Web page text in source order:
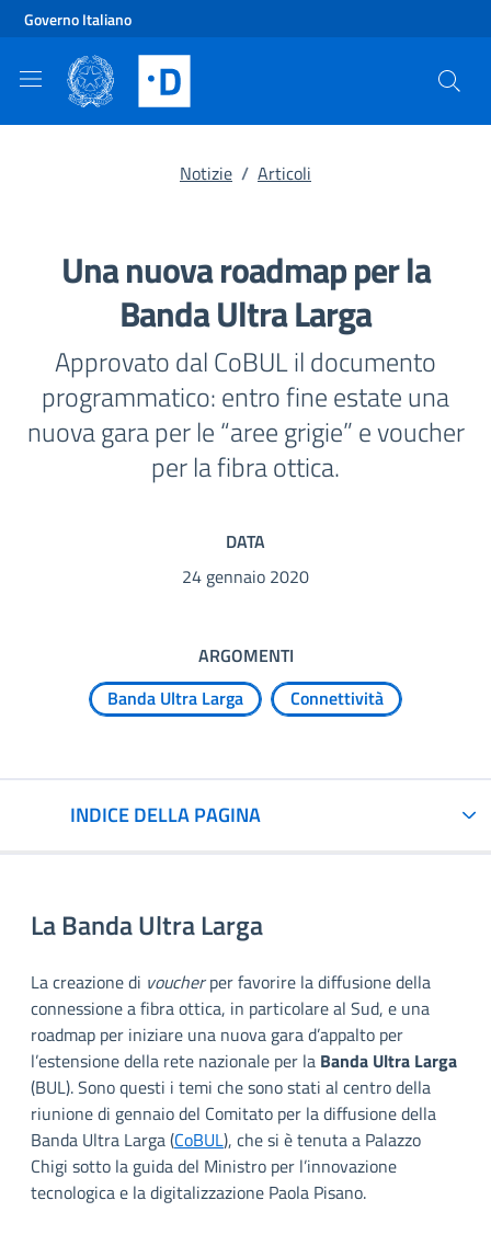
Vai al contenuto principale
Vai al footer
Governo Italiano
Notizie / Articoli
Una nuova roadmap per la
Banda Ultra Larga
Approvato dal CoBUL il documento
programmatico: entro fine estate una
nuova gara per le “aree grigie” e voucher
per la fibra ottica.
DATA
24 gennaio 2020
ARGOMENTI
Banda Ultra Larga
Connettività
INDICE DELLA PAGINA
La Banda Ultra Larga
La creazione di voucherper favorire la diffusione della
connessione a fibra ottica, in particolare al Sud, e una
roadmap per iniziare una nuova gara d’appalto per
l’estensione della rete nazionale per la Banda Ultra Larga
(BUL). Sono questi i temi che sono stati al centro della
riunione di gennaio del Comitato per la diffusione della
Banda Ultra Larga (CoBUL), che si è tenuta a Palazzo
Chigi sotto la guida del Ministro per l’innovazione
tecnologica e la digitalizzazione Paola Pisano.